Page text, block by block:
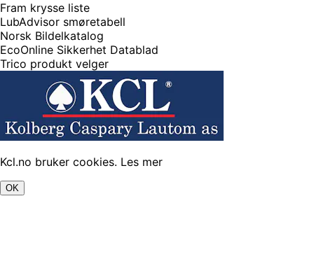
Fram krysse liste
LubAdvisor smøretabell
Norsk Bildelkatalog
EcoOnline Sikkerhet Datablad
Trico produkt velger
Kcl.no bruker cookies. Les mer
OK